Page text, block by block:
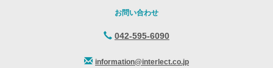
お問い合わせ
042-595-6090
information@interlect.co.jp